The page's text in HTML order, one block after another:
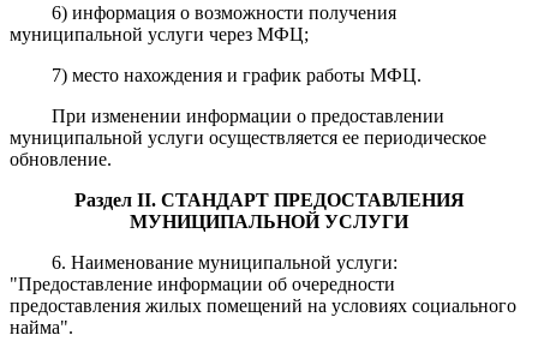
6) информация о возможности получения
муниципальной услуги через МФЦ;
7) место нахождения и график работы МФЦ.
При изменении информации о предоставлении
муниципальной услуги осуществляется ее периодическое
обновление.
Раздел II. СТАНДАРТ ПРЕДОСТАВЛЕНИЯ
МУНИЦИПАЛЬНОЙ УСЛУГИ
6. Наименование муниципальной услуги:
"Предоставление информации об очередности
предоставления жилых помещений на условиях социального
найма".